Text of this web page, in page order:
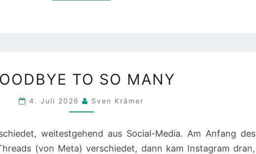
TO
SO
MANY
TO SO MANY
4. Juli 2026 Sven Krämer
weitestgehend aus Social-Media. Am Anfang des
(von Meta) verschiedet, dann kam Instagram dran,